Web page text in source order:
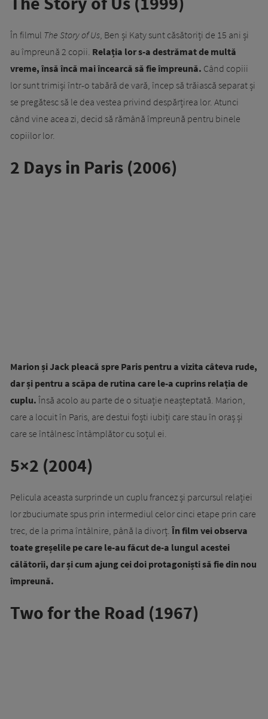
În filmul The Story of Us, Ben și Katy sunt căsătoriți de 15 ani și
au împreună 2 copii. Relația lor s-a destrămat de multă
vreme, însă încă mai încearcă să fie împreună. Când copiii
lor sunt trimiși într-o tabără de vară, încep să trăiască separat și
se pregătesc să le dea vestea privind despărțirea lor. Atunci
când vine acea zi, decid să rămână împreună pentru binele
copiilor lor.
2 Days in Paris (2006)
Marion și Jack pleacă spre Paris pentru a vizita câteva rude,
dar și pentru a scăpa de rutina care le-a cuprins relația de
cuplu. Însă acolo au parte de o situație neașteptată. Marion,
care a locuit în Paris, are destui foști iubiți care stau în oraș și
care se întâlnesc întâmplător cu soțul ei.
5×2 (2004)
Pelicula aceasta surprinde un cuplu francez și parcursul relației
lor zbuciumate spus prin intermediul celor cinci etape prin care
trec, de la prima întâlnire, până la divorț. În film vei observa
toate greșelile pe care le-au făcut de-a lungul acestei
călătorii, dar și cum ajung cei doi protagoniști să fie din nou
împreună.
Two for the Road (1967)